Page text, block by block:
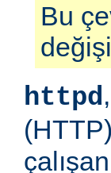
Bu
httpd